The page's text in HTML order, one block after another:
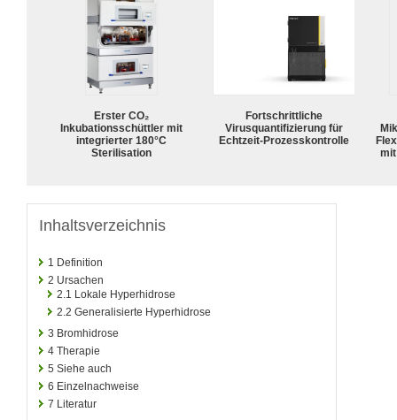
Erster CO₂
Inkubationsschüttler mit
integrierter 180°C
Sterilisation
Fortschrittliche
Virusquantifizierung für
Echtzeit-Prozesskontrolle
Inhaltsverzeichnis
1 Definition
2 Ursachen
2.1 Lokale Hyperhidrose
2.2 Generalisierte Hyperhidrose
3 Bromhidrose
4 Therapie
5 Siehe auch
6 Einzelnachweise
7 Literatur